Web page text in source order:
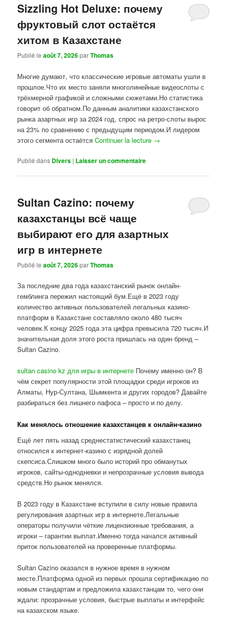
Sizzling Hot Deluxe: почему
фруктовый слот остаётся
хитом в Казахстане
Publié leaoût 7, 2026parThomas
Многие думают, что классические игровые автоматы ушли в
прошлое.Что их место заняли многолинейные видеослоты с
трёхмерной графикой и сложными сюжетами.Но статистика
говорит об обратном.По данным аналитики казахстанского
рынка азартных игр за 2024 год, спрос на ретро-слоты вырос
на 23% по сравнению с предыдущим периодом.И лидером
этого сегмента остаётсяContinuer la lecture →
Publié dans Divers | Laisser un commentaire
Sultan Cazino: почему
казахстанцы всё чаще
выбирают его для азартных
игр в интернете
Publié leaoût 7, 2026parThomas
За последние два года казахстанский рынок онлайн-
гемблинга пережил настоящий бум.Ещё в 2023 году
количество активных пользователей легальных казино-
платформ в Казахстане составляло около 480 тысяч
человек.К концу 2025 года эта цифра превысила 720 тысяч.И
значительная доля этого роста пришлась на один бренд –
Sultan Cazino.
sultan casino kz для игры в интернете Почему именно он? В
чём секрет популярности этой площадки среди игроков из
Алматы, Нур-Султана, Шымкента и других городов? Давайте
разбираться без лишнего пафоса – просто и по делу.
Как менялось отношение казахстанцев к онлайн-казино
Ещё лет пять назад среднестатистический казахстанец
относился к интернет-казино с изрядной долей
скепсиса.Слишком много было историй про обманутых
игроков, сайты-однодневки и непрозрачные условия вывода
средств.Но рынок менялся.
В 2023 году в Казахстане вступили в силу новые правила
регулирования азартных игр в интернете.Легальные
операторы получили чёткие лицензионные требования, а
игроки – гарантии выплат.Именно тогда начался активный
приток пользователей на проверенные платформы.
Sultan Cazino оказался в нужное время в нужном
месте.Платформа одной из первых прошла сертификацию по
новым стандартам и предложила казахстанцам то, чего они
ждали: прозрачные условия, быстрые выплаты и интерфейс
на казахском языке.